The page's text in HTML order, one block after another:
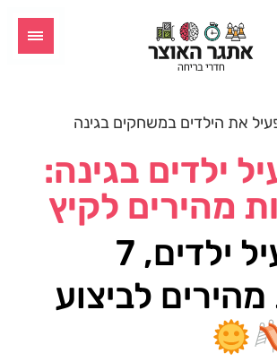
ילדים בגינה:
איך נפעיל ילדים, 7
מהירים לביצוע